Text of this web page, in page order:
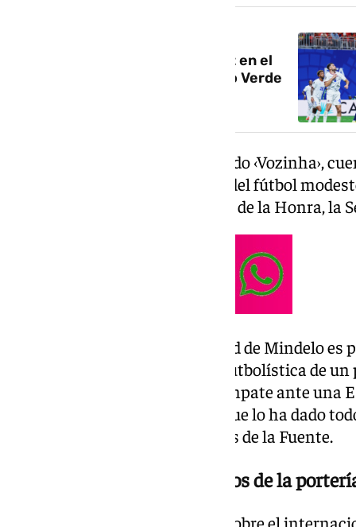
España decepciona en su debut en el
Mundial ante una ‘heroica’ Cabo Verde
Josimar José Évora Dias, apodado ‹Vozinha›,
metros y juega en un histórico del fútbol
Chaves, que participa en la Liga de la Honra, la
El arquero nacido en la localidad de Mindelo
destacado de la corta historia futbolística de
un Mundial ha arrancado un empate ante una
varias paradas de un Vozinha que lo ha dado
del conjunto entrenado por Luis de la Fuente.
La carrera de un trotamundos de la
Según la información que hay sobre el